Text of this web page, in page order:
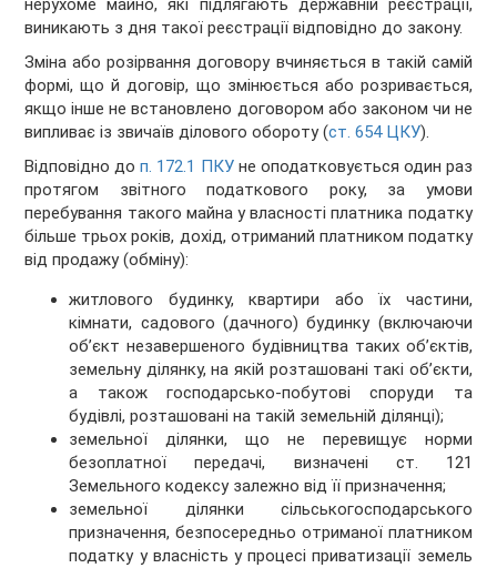
нерухоме майно, які підлягають державній реєстрації,
виникають з дня такої реєстрації відповідно до закону.
Зміна або розірвання договору вчиняється в такій самій
формі, що й договір, що змінюється або розривається,
якщо інше не встановлено договором або законом чи не
випливає із звичаїв ділового обороту (ст. 654 ЦКУ).
Відповідно доп. 172.1 ПКУне оподатковується один раз
протягом звітного податкового року, за умови
перебування такого майна у власності платника податку
більше трьох років, дохід, отриманий платником податку
від продажу (обміну):
житлового будинку, квартири або їх частини,
кімнати, садового (дачного) будинку (включаючи
об’єкт незавершеного будівництва таких об’єктів,
земельну ділянку, на якій розташовані такі об’єкти,
а також господарсько-побутові споруди та
будівлі, розташовані на такій земельній ділянці);
земельної ділянки, що не перевищує норми
безоплатної передачі, визначені ст. 121
Земельного кодексу залежно від її призначення;
земельної ділянки сільськогосподарського
призначення, безпосередньо отриманої платником
податку у власність у процесі приватизації земель